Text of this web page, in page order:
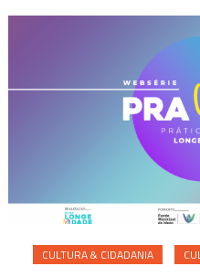
CULTURA & CIDADANIA